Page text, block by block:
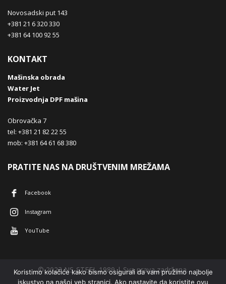
Novosadski put 143
+381 21 6 320 330
+381 64 100 92 55
KONTAKT
Mašinska obrada
Water Jet
Proizvodnja DPF mašina
Obrovačka 7
tel: +381 21 82 22 55
mob: +381 64 61 68 380
PRATITE NAS NA DRUŠTVENIM MREŽAMA
Facebook
Instagram
YouTube
© 2023 NS-STEEL 1989 | Sva prava zadržana.
Koristimo kolačiće kako bismo osigurali da vam pružimo najbolje
iskustvo na našoj veb stranici. Ako nastavite da koristite ovu